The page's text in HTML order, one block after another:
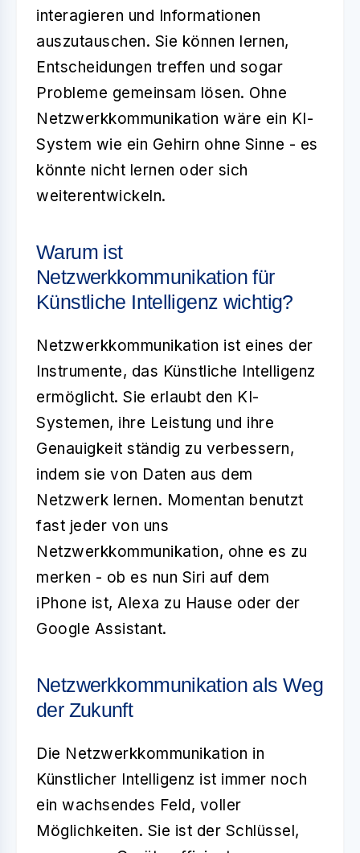
interagieren und Informationen
auszutauschen. Sie können lernen,
Entscheidungen treffen und sogar
Probleme gemeinsam lösen. Ohne
Netzwerkkommunikation wäre ein KI-
System wie ein Gehirn ohne Sinne - es
könnte nicht lernen oder sich
weiterentwickeln.
Warum ist
Netzwerkkommunikation für
Künstliche Intelligenz wichtig?
Netzwerkkommunikation ist eines der
Instrumente, das Künstliche Intelligenz
ermöglicht. Sie erlaubt den KI-
Systemen, ihre Leistung und ihre
Genauigkeit ständig zu verbessern,
indem sie von Daten aus dem
Netzwerk lernen. Momentan benutzt
fast jeder von uns
Netzwerkkommunikation, ohne es zu
merken - ob es nun Siri auf dem
iPhone ist, Alexa zu Hause oder der
Google Assistant.
Netzwerkkommunikation als Weg
der Zukunft
Die Netzwerkkommunikation in
Künstlicher Intelligenz ist immer noch
ein wachsendes Feld, voller
Möglichkeiten. Sie ist der Schlüssel,